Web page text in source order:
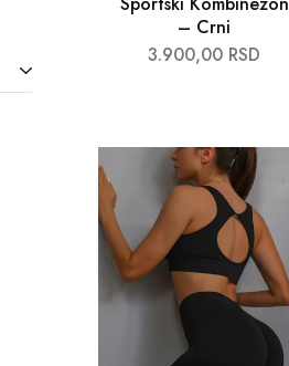
– Crni
3.900,00 RSD